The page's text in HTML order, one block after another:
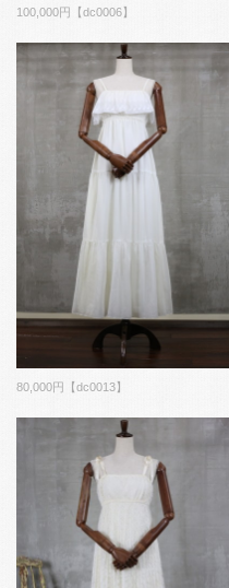
100,000円【dc0006】
80,000円【dc0013】